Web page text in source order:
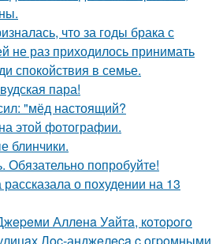
что за годы брака с
не раз приходилось принимать
спокойствия в семье.
пара!
"мёд настоящий?
этой фотографии.
блинчики.
Обязательно попробуйте!
о похудении на 13
Аллeнa Уaйтa, кoтopoгo